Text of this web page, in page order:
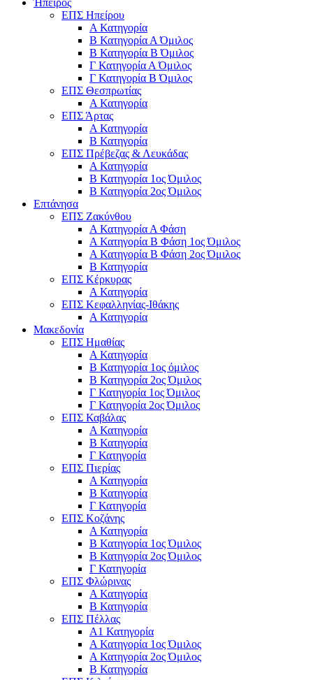
Ήπειρος
ΕΠΣ Ηπείρου
Α Κατηγορία
Β Κατηγορία Α Όμιλος
Β Κατηγορία Β Όμιλος
Γ Κατηγορία Α Όμιλος
Γ Κατηγορία Β Όμιλος
ΕΠΣ Θεσπρωτίας
Α Κατηγορία
ΕΠΣ Άρτας
Α Κατηγορία
Β Κατηγορία
ΕΠΣ Πρέβεζας & Λευκάδας
Α Κατηγορία
Β Κατηγορία 1ος Όμιλος
Β Κατηγορία 2ος Όμιλος
Επτάνησα
ΕΠΣ Ζακύνθου
Α Κατηγορία Α Φάση
Α Κατηγορία Β Φάση 1ος Όμιλος
Α Κατηγορία Β Φάση 2ος Όμιλος
Β Κατηγορία
ΕΠΣ Κέρκυρας
A Κατηγορία
ΕΠΣ Κεφαλληνίας-Ιθάκης
Α Κατηγορία
Μακεδονία
ΕΠΣ Ημαθίας
Α Κατηγορία
Β Κατηγορία 1ος όμιλος
Β Κατηγορία 2ος Όμιλος
Γ Κατηγορία 1ος Όμιλος
Γ Κατηγορία 2ος Όμιλος
ΕΠΣ Καβάλας
Α Κατηγορία
Β Κατηγορία
Γ Κατηγορία
ΕΠΣ Πιερίας
Α Κατηγορία
Β Κατηγορία
Γ Κατηγορία
ΕΠΣ Κοζάνης
Α Κατηγορία
Β Κατηγορία 1ος Όμιλος
Β Κατηγορία 2ος Όμιλος
Γ Κατηγορία
ΕΠΣ Φλώρινας
Α Κατηγορία
Β Κατηγορία
ΕΠΣ Πέλλας
Α1 Κατηγορία
Α Κατηγορία 1ος Όμιλος
Α Κατηγορία 2ος Όμιλος
Β Κατηγορία